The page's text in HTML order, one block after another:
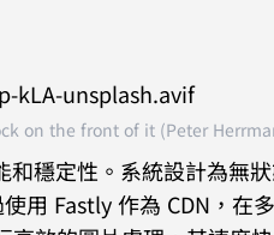
on the front of it (Peter
穩定性。系統設計為無
用 Fastly 作為 CDN，在